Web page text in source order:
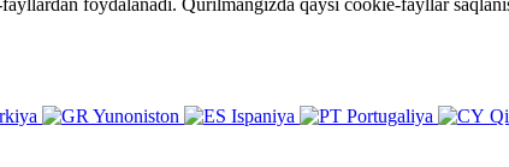
foydalanadi. Qurilmangizda qaysi cookie-fayllar
Yunoniston Ispaniya Portugaliya